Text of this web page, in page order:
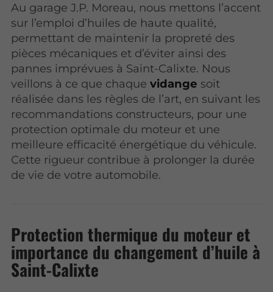
Au garage J.P. Moreau, nous mettons l’accent
sur l’emploi d’huiles de haute qualité,
permettant de maintenir la propreté des
pièces mécaniques et d’éviter ainsi des
pannes imprévues à Saint-Calixte. Nous
veillons à ce que chaquevidange soit
réalisée dans les règles de l’art, en suivant les
recommandations constructeurs, pour une
protection optimale du moteur et une
meilleure efficacité énergétique du véhicule.
Cette rigueur contribue à prolonger la durée
de vie de votre automobile.
Protection thermique du moteur et
importance du changement d’huile à
Saint-Calixte